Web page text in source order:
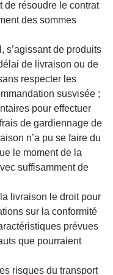
de résoudre le contrat
des sommes
s’agissant de produits
de livraison ou de
respecter les
susvisée ;
pour effectuer
de gardiennage de
n’a pu se faire du
le moment de la
suffisamment de
livraison le droit pour
sur la conformité
prévues
que pourraient
risques du transport